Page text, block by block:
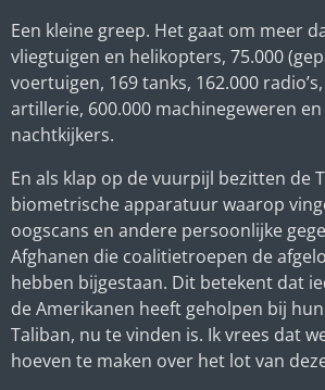
Een kleine greep. Het gaat om meer
vliegtuigen en helikopters, 75.000
voertuigen, 169 tanks, 162.000
artillerie, 600.000 machinegeweren
nachtkijkers.
En als klap op de vuurpijl bezitten de
biometrische apparatuur waarop
oogscans en andere persoonlijke
Afghanen die coalitietroepen de
hebben bijgestaan. Dit betekent dat
de Amerikanen heeft geholpen bij
Taliban, nu te vinden is. Ik vrees dat
hoeven te maken over het lot van